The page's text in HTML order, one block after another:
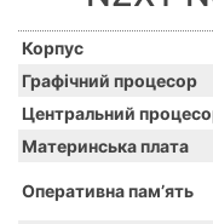
Корпус
Графічний процесор
Центральний
Материнська плата
Оперативна памʼять